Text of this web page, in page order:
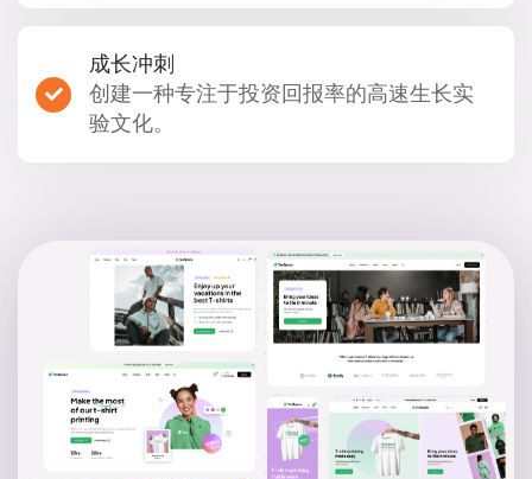
成长冲刺
创建一种专注于投资回报率的高速生长实
验文化。